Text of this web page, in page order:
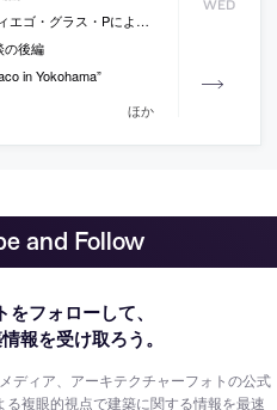
WED
による”JUNQUILLOS CHAPEL”
の後編
in Yokohama”
ほか
and Follow
フォローして、
報を受け取ろう。
ディア、アーキテクチャーフォトの公式
る複眼的視点で建築に関する情報を最速